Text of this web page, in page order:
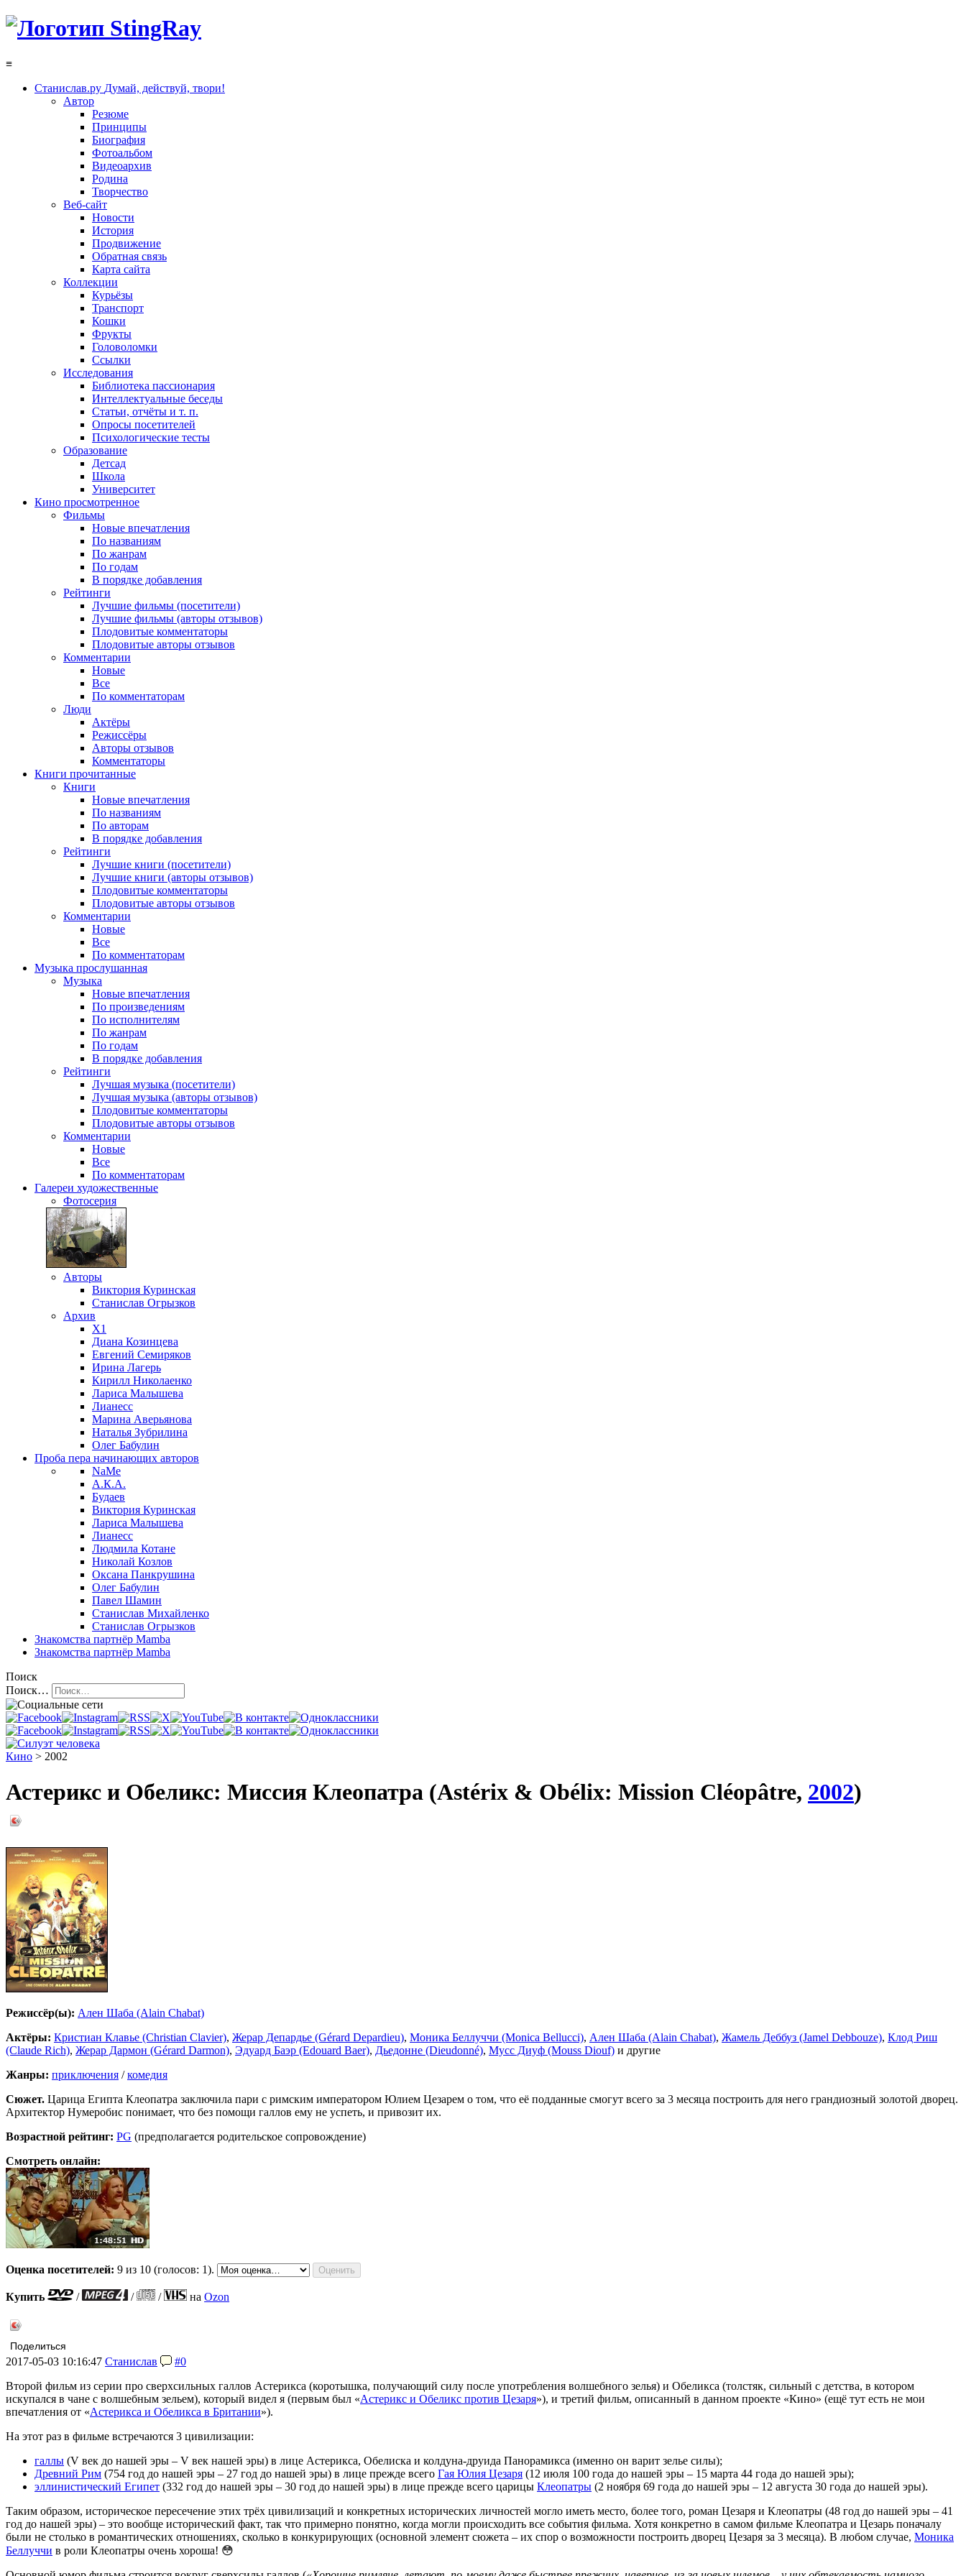
≡
Станислав.ру Думай, действуй, твори!
Автор
Резюме
Принципы
Биография
Фотоальбом
Видеоархив
Родина
Творчество
Веб-сайт
Новости
История
Продвижение
Обратная связь
Карта сайта
Коллекции
Курьёзы
Транспорт
Кошки
Фрукты
Головоломки
Ссылки
Исследования
Библиотека пассионария
Интеллектуальные беседы
Статьи, отчёты и т. п.
Опросы посетителей
Психологические тесты
Образование
Детсад
Школа
Университет
Кино просмотренное
Фильмы
Новые впечатления
По названиям
По жанрам
По годам
В порядке добавления
Рейтинги
Лучшие фильмы (посетители)
Лучшие фильмы (авторы отзывов)
Плодовитые комментаторы
Плодовитые авторы отзывов
Комментарии
Новые
Все
По комментаторам
Люди
Актёры
Режиссёры
Авторы отзывов
Комментаторы
Книги прочитанные
Книги
Новые впечатления
По названиям
По авторам
В порядке добавления
Рейтинги
Лучшие книги (посетители)
Лучшие книги (авторы отзывов)
Плодовитые комментаторы
Плодовитые авторы отзывов
Комментарии
Новые
Все
По комментаторам
Музыка прослушанная
Музыка
Новые впечатления
По произведениям
По исполнителям
По жанрам
По годам
В порядке добавления
Рейтинги
Лучшая музыка (посетители)
Лучшая музыка (авторы отзывов)
Плодовитые комментаторы
Плодовитые авторы отзывов
Комментарии
Новые
Все
По комментаторам
Галереи художественные
Фотосерия
Авторы
Виктория Куринская
Станислав Огрызков
Архив
X1
Диана Козинцева
Евгений Семиряков
Ирина Лагерь
Кирилл Николаенко
Лариса Малышева
Лианесс
Марина Аверьянова
Наталья Зубрилина
Олег Бабулин
Проба пера начинающих авторов
NaMe
А.К.А.
Будаев
Виктория Куринская
Лариса Малышева
Лианесс
Людмила Котане
Николай Козлов
Оксана Панкрушина
Олег Бабулин
Павел Шамин
Станислав Михайленко
Станислав Огрызков
Знакомства партнёр Mamba
Знакомства партнёр Mamba
Поиск
Поиск…
Кино > 2002
Астерикс и Обеликс: Миссия Клеопатра (Astérix & Obélix: Mission Cléopâtre, 2002)
Режиссёр(ы): Ален Шаба (Alain Chabat)
Актёры: Кристиан Клавье (Christian Clavier), Жерар Депардье (Gérard Depardieu), Моника Беллуччи (Monica Bellucci), Ален Шаба (Alain Chabat), Жамель Деббуз (Jamel Debbouze), Клод Риш
(Claude Rich), Жерар Дармон (Gérard Darmon), Эдуард Баэр (Edouard Baer), Дьедонне (Dieudonné), Мусс Диуф (Mouss Diouf) и другие
Жанры: приключения /комедия
Сюжет. Царица Египта Клеопатра заключила пари с римским императором Юлием Цезарем о том, что её подданные смогут всего за 3 месяца построить для него грандиозный золотой дворец.
Архитектор Нумеробис понимает, что без помощи галлов ему не успеть, и привозит их.
Возрастной рейтинг: PG (предполагается родительское сопровождение)
Смотреть онлайн:
Оценка посетителей: 9 из 10 (голосов: 1).
Купить / / / наOzon
Поделиться
2017-05-03 10:16:47 Станислав
#0
Второй фильм из серии про сверхсильных галлов Астерикса (коротышка, получающий силу после употребления волшебного зелья) и Обеликса (толстяк, сильный с детства, в котором
искупался в чане с волшебным зельем), который видел я (первым был «Астерикс и Обеликс против Цезаря»), и третий фильм, описанный в данном проекте «Кино» (ещё тут есть не мои
впечатления от «Астерикса и Обеликса в Британии»).
На этот раз в фильме встречаются 3 цивилизации:
галлы (V век до нашей эры – V век нашей эры) в лице Астерикса, Обелиска и колдуна-друида Панорамикса (именно он варит зелье силы);
Древний Рим (754 год до нашей эры – 27 год до нашей эры) в лице прежде всего Гая Юлия Цезаря (12 июля 100 года до нашей эры – 15 марта 44 года до нашей эры);
эллинистический Египет (332 год до нашей эры – 30 год до нашей эры) в лице прежде всего царицы Клеопатры (2 ноября 69 года до нашей эры – 12 августа 30 года до нашей эры).
Таким образом, историческое пересечение этих трёх цивилизаций и конкретных исторических личностей могло иметь место, более того, роман Цезаря и Клеопатры (48 год до нашей эры – 41
год до нашей эры) – это вообще исторический факт, так что примерно понятно, когда могли происходить все события фильма. Хотя конкретно в самом фильме Клеопатра и Цезарь поначалу
были не столько в романтических отношениях, сколько в конкурирующих (основной элемент сюжета – их спор о возможности построить дворец Цезаря за 3 месяца). В любом случае, Моника
Беллуччи в роли Клеопатры очень хороша! 😳